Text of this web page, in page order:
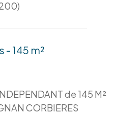
- 145 m²
de 145 M²
CORBIERES